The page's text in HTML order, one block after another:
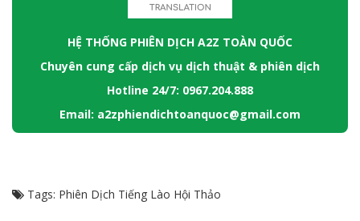
HỆ THỐNG PHIÊN DỊCH A2Z TOÀN QUỐC
Chuyên cung cấp dịch vụ dịch thuật & phiên dịch
Hotline 24/7: 0967.204.888
Email: a2zphiendichtoanquoc@gmail.com
Tags: Phiên Dịch Tiếng Lào Hội Thảo